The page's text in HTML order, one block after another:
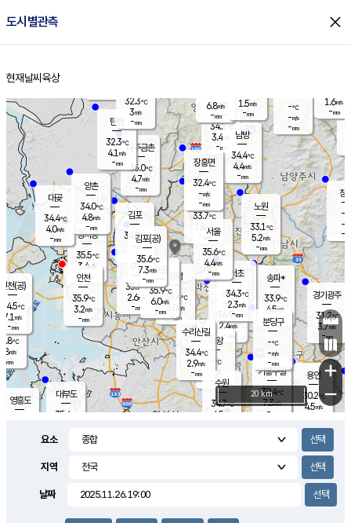
도시별관측 close
홈
현재날씨 육상
의도
℃
m/s
mm
영흥도
양주
34.2℃
3.4
-mm
과천
34.9℃
2.4m/s
- mm
용인
30.2℃
4.5m/s
경기광주
31.2℃
3.7m/s
-mm
6.1m/s
대부도
35.4
경서동
35.5℃
3.4 m/s
-mm
파주금촌
35.0℃
4.7m/s
-mm
-℃
-m/s
-mm
대곶
34.4℃
4.0m/s
-mm
창
-
-m/
-
탄현
32.3℃
4.1 m/s
-mm
1.6m/s
-mm
의왕
- ℃
m/s
mm
김포
34.8℃
-m/s
mm
광명
35.4 ℃
3.0 m/s
-mm
부천
35.7℃
2.6m/s
-mm
양촌
34.0℃
4.8m/s
-mm
구로
35.9℃
6.0m/s
-mm
은평
33.7℃
2.8 m/s
- mm
노원
33.1℃
5.2m/s
-mm
송파*
33.9℃
4.5m/s
-mm
서초
34.3℃
2.3m/s
-mm
남방
34.4℃
4.4m/s
-mm
기흥구갈
30.4℃
7.3m/s
-
수리산길
34.4℃
2.9m/s
-mm
분당구
-℃
-m/s
-mm
장흥면
32.4℃
-m/s
-mm
6.8m/s
-mm
인천(공)
34.5℃
7.1 m/s
-mm
김포(공)
35.6℃
7.3m/s
-mm
수원
34.7℃
4.5 m/s
인천
35.9℃
3.2m/s
-mm
서울
35.6℃
4.4m/s
-mm
32.3℃
3m/s
-mm
1.5m/s
-mm
+
−
20 km
요소
지역
날짜